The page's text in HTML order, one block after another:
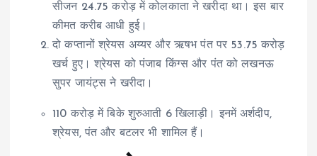
सीजन 24.75 करोड़ में कोलकाता ने खरीदा था। इस बार
कीमत करीब आधी हुई।
दो कप्तानों श्रेयस अय्यर और ऋषभ पंत पर 53.75 करोड़
खर्च हुए। श्रेयस को पंजाब किंग्स और पंत को लखनऊ
सुपर जायंट्स ने खरीदा।
110 करोड़ में बिके शुरुआती 6 खिलाड़ी। इनमें अर्शदीप,
श्रेयस, पंत और बटलर भी शामिल हैं।